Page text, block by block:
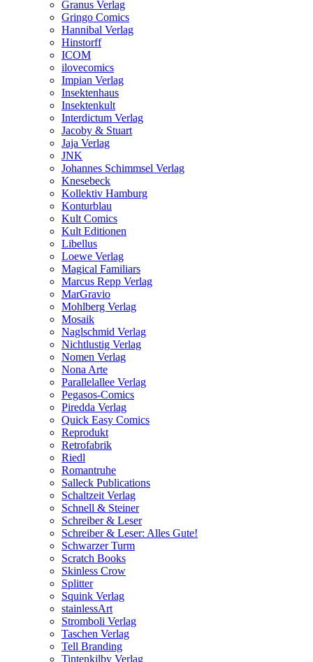
Granus Verlag
Gringo Comics
Hannibal Verlag
Hinstorff
ICOM
ilovecomics
Impian Verlag
Insektenhaus
Insektenkult
Interdictum Verlag
Jacoby & Stuart
Jaja Verlag
JNK
Johannes Schimmsel Verlag
Knesebeck
Kollektiv Hamburg
Konturblau
Kult Comics
Kult Editionen
Libellus
Loewe Verlag
Magical Familiars
Marcus Repp Verlag
MarGravio
Mohlberg Verlag
Mosaik
Naglschmid Verlag
Nichtlustig Verlag
Nomen Verlag
Nona Arte
Parallelallee Verlag
Pegasos-Comics
Piredda Verlag
Quick Easy Comics
Reprodukt
Retrofabrik
Riedl
Romantruhe
Salleck Publications
Schaltzeit Verlag
Schnell & Steiner
Schreiber & Leser
Schreiber & Leser: Alles Gute!
Schwarzer Turm
Scratch Books
Skinless Crow
Splitter
Squink Verlag
stainlessArt
Stromboli Verlag
Taschen Verlag
Tell Branding
Tintenkilby Verlag